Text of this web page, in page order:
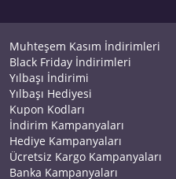
Muhteşem Kasım İndirimleri
Black Friday İndirimleri
Yılbaşı İndirimi
Yılbaşı Hediyesi
Kupon Kodları
İndirim Kampanyaları
Hediye Kampanyaları
Ücretsiz Kargo Kampanyaları
Banka Kampanyaları